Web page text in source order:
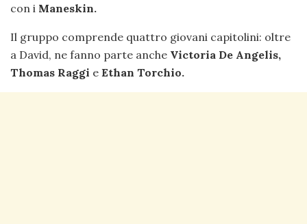
con i Maneskin.
Il gruppo comprende quattro giovani capitolini: oltre
a David, ne fanno parte anche Victoria De Angelis,
Thomas Raggi e Ethan Torchio.